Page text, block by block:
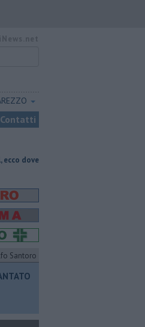
Contatti
Santoro